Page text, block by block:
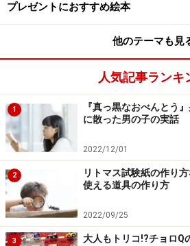
プレゼントにおすすめ絵本
他のテーマも見
人気記事ランキ
1
『真っ黒なおべんとう
に散った男の子の実話
2022/12/01
2
リトマス試験紙の作り
使える道具の作り方
2022/09/25
3 大人もトリコ!?チョロQ